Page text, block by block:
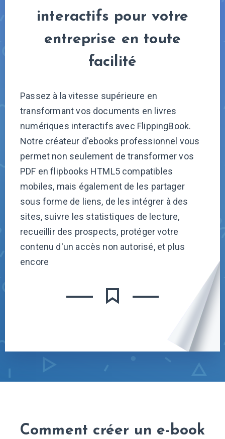
interactifs pour votre
entreprise en toute
facilité
Passez à la vitesse supérieure en
transformant vos documents en livres
numériques interactifs avec FlippingBook.
Notre сréateur d'ebooks professionnel vous
permet non seulement de transformer vos
PDF en flipbooks HTML5 compatibles
mobiles, mais également de les partager
sous forme de liens, de les intégrer à des
sites, suivre les statistiques de lecture,
recueillir des prospects, protéger votre
contenu d'un accès non autorisé, et plus
encore
Comment créer un e-book